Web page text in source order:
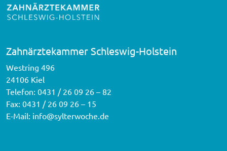
Zahnärztekammer Schleswig-Holstein
Westring 496
24106 Kiel
Telefon: 0431 / 26 09 26 – 82
Fax: 0431 / 26 09 26 – 15
E-Mail: info@sylterwoche.de